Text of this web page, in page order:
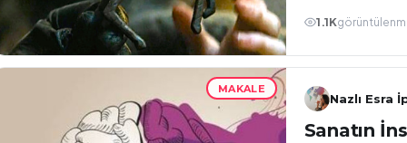
1.1K
MAKALE
Nazlı Esra
Sanatın